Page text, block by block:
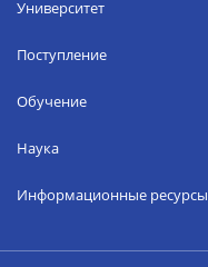
Университет
Поступление
Обучение
Наука
Информационные ресурсы